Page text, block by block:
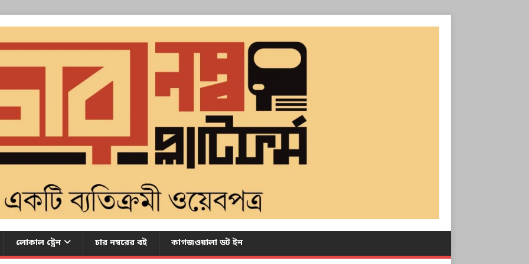
লোকাল ট্রেন চার নম্বরের বই কাগজওয়ালা ডট ইন